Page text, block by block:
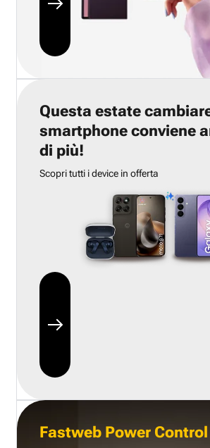
Questa estate
smartphone conviene
di più!
Scopri tutti i device in offerta
Fastweb Power Control